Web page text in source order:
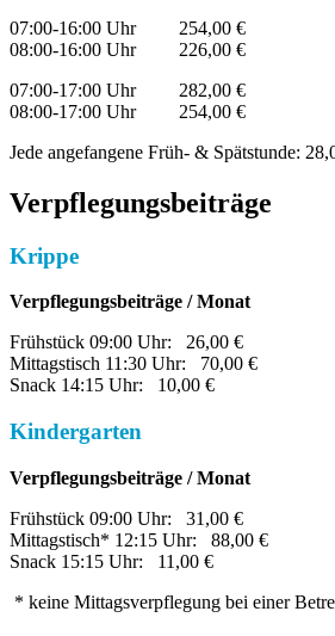
07:00-16:00 Uhr 254,00 €
08:00-16:00 Uhr 226,00 €
07:00-17:00 Uhr 282,00 €
08:00-17:00 Uhr 254,00 €
Jede angefangene Früh- & Spätstunde:
Verpflegungsbeiträge
Krippe
Verpflegungsbeiträge / Monat
Frühstück 09:00 Uhr: 26,00 €
Mittagstisch 11:30 Uhr: 70,00 €
Snack 14:15 Uhr: 10,00 €
Kindergarten
Verpflegungsbeiträge / Monat
Frühstück 09:00 Uhr: 31,00 €
Mittagstisch* 12:15 Uhr: 88,00 €
Snack 15:15 Uhr: 11,00 €
* keine Mittagsverpflegung bei einer